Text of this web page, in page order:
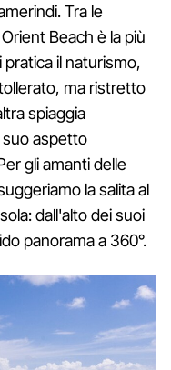
Tra le
Beach è la più
il naturismo,
ma ristretto
spiaggia
suo aspetto
gli amanti delle
la salita al
dall'alto dei suoi
panorama a 360°.